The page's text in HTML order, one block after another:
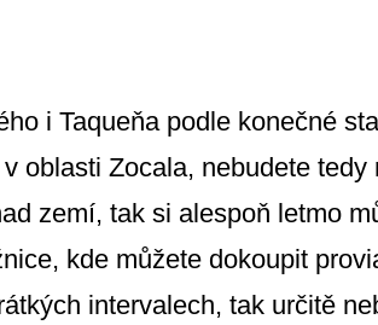
i Taqueňa podle konečné
oblasti Zocala, nebudete tedy
zemí, tak si alespoň letmo
kde můžete dokoupit
intervalech, tak určitě